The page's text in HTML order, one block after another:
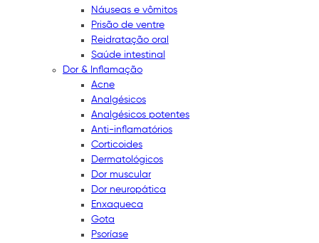
Náuseas e vômitos
Prisão de ventre
Reidratação oral
Saúde intestinal
Dor & Inflamação
Acne
Analgésicos
Analgésicos potentes
Anti-inflamatórios
Corticoides
Dermatológicos
Dor muscular
Dor neuropática
Enxaqueca
Gota
Psoríase